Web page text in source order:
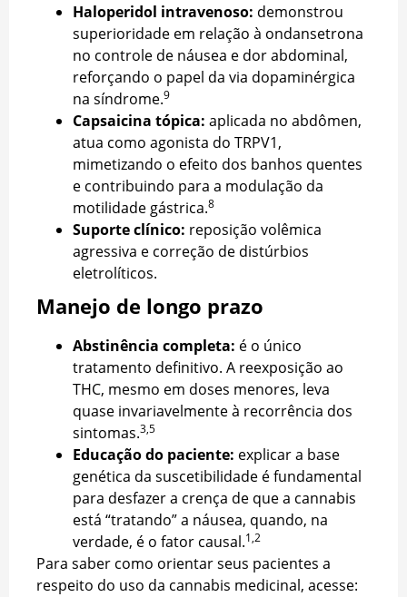
Haloperidol intravenoso: demonstrou
superioridade em relação à ondansetrona
no controle de náusea e dor abdominal,
reforçando o papel da via dopaminérgica
na síndrome.9
Capsaicina tópica: aplicada no abdômen,
atua como agonista do TRPV1,
mimetizando o efeito dos banhos quentes
e contribuindo para a modulação da
motilidade gástrica.8
Suporte clínico: reposição volêmica
agressiva e correção de distúrbios
eletrolíticos.
Manejo de longo prazo
Abstinência completa: é o único
tratamento definitivo. A reexposição ao
THC, mesmo em doses menores, leva
quase invariavelmente à recorrência dos
sintomas.3,5
Educação do paciente: explicar a base
genética da suscetibilidade é fundamental
para desfazer a crença de que a cannabis
está “tratando” a náusea, quando, na
verdade, é o fator causal.1,2
Para saber como orientar seus pacientes a
respeito do uso da cannabis medicinal, acesse: